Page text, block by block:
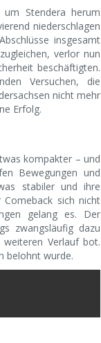
Stendera herum
niederschlagen
insgesamt
verlor nun
beschäftigten.
Versuchen, die
nicht mehr
Erfolg.
kompakter – und
Bewegungen und
stabiler und ihre
Comeback sich nicht
gelang es. Der
zwangsläufig dazu
Verlauf bot.
belohnt wurde.